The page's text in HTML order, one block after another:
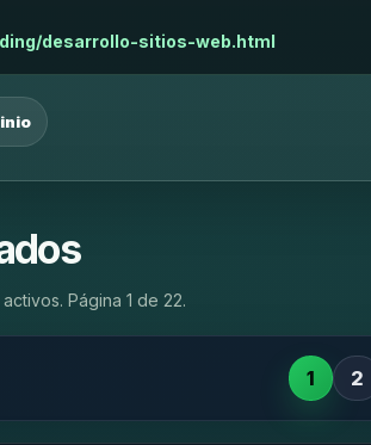
desarrollo-sitios-web.html
Página 1 de 22.
1 2